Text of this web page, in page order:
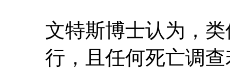
文特斯博士认为，
行，且任何死亡调